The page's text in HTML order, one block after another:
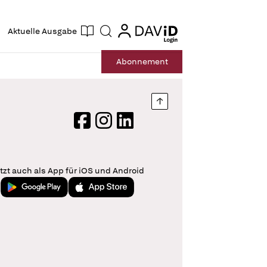
Aktuelle Ausgabe Suche login
login
Abonnement
Nach oben springen
FacebookInstagram
LinkedIn
auch als App für iOS und Android
Jetzt bei Google PlayLaden im App Store